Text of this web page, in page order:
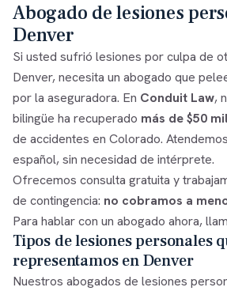
Abogado de lesiones
Denver
Si usted sufrió lesiones por culpa de
Denver, necesita un abogado que
por la aseguradora. En Conduit Law,
bilingüe ha recuperado más de $50
de accidentes en Colorado.
español, sin necesidad de intérprete.
Ofrecemos consulta gratuita y
de contingencia: no cobramos a
Para hablar con un abogado ahora,
Tipos de lesiones personales
representamos en Denver
Nuestros abogados de lesiones